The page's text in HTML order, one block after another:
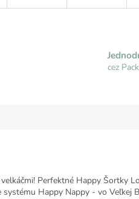
cez
Perfektné Happy Šortky
systému Happy Nappy - vo Veľkej